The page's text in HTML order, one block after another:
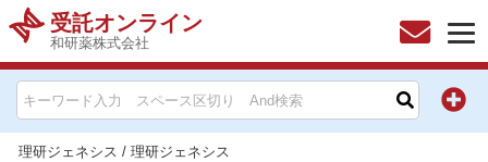
受託オンライン
和研薬株式会社
理研ジェネシス / 理研ジェネシス
HOME
お問い合わせ